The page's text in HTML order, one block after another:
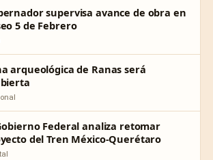
supervisa avance de obra en
5 de Febrero
arqueológica de Ranas será
Federal analiza retomar
del Tren México-Querétaro